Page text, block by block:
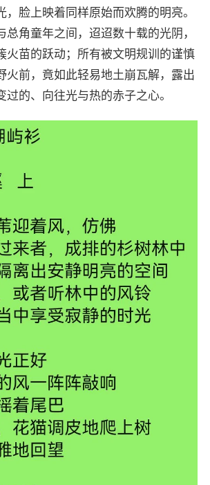
，脸上映着同样原始而欢腾的明亮。
总角童年之间，迢迢数十载的光阴，
火苗的跃动；所有被文明规训的谨慎
火前，竟如此轻易地土崩瓦解，露出
过的、向往光与热的赤子之心。